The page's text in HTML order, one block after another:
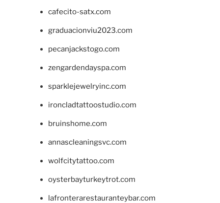
cafecito-satx.com
graduacionviu2023.com
pecanjackstogo.com
zengardendayspa.com
sparklejewelryinc.com
ironcladtattoostudio.com
bruinshome.com
annascleaningsvc.com
wolfcitytattoo.com
oysterbayturkeytrot.com
lafronterarestauranteybar.com